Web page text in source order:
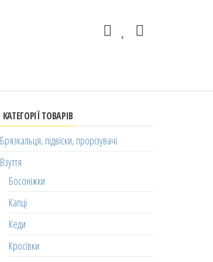
КАТЕГОРІЇ ТОВАРІВ
Брязкальця, підвіски, прорізувачі
Взуття
Босоніжки
Капці
Кеди
Кросівки